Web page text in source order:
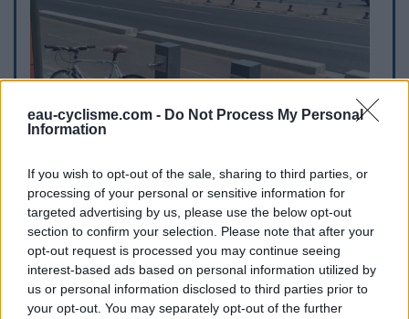
eau-cyclisme.com - Do Not Process My Personal
Information
If you wish to opt-out of the sale, sharing to third parties, or
processing of your personal or sensitive information for
targeted advertising by us, please use the below opt-out
section to confirm your selection. Please note that after your
opt-out request is processed you may continue seeing
interest-based ads based on personal information utilized by
us or personal information disclosed to third parties prior to
your opt-out. You may separately opt-out of the further